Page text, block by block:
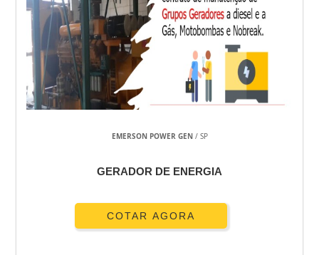
EMERSON POWER GEN/ SP
GERADOR DE ENERGIA
COTAR AGORA